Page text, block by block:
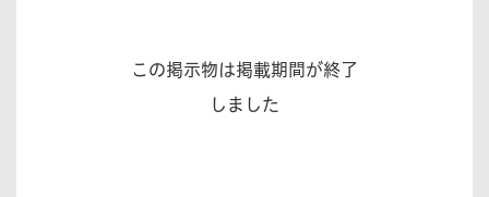
この掲示物は掲載期間が終了
しました